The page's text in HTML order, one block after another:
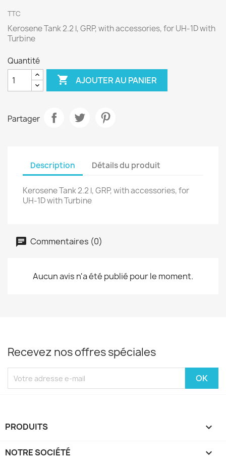
TTC
Kerosene Tank 2.2 l, GRP, with accessories, for UH-1D with
Turbine
Quantité
 AJOUTER AU PANIER
Partager
Description Détails du produit
Kerosene Tank 2.2 l, GRP, with accessories, for
UH-1D with Turbine
Commentaires (0)
Aucun avis n'a été publié pour le moment.
Recevez nos offres spéciales
PRODUITS 
NOTRE SOCIÉTÉ 